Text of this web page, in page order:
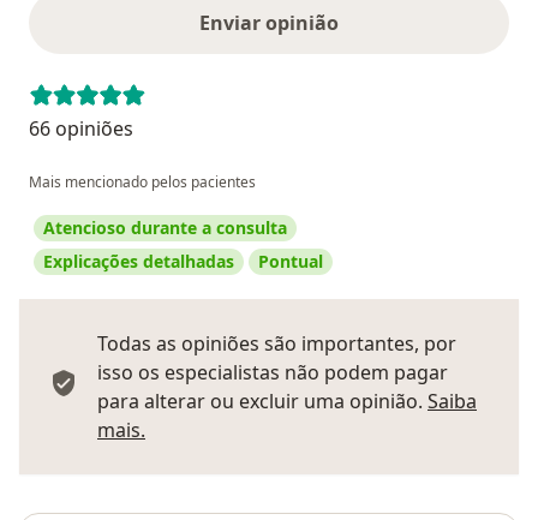
Enviar opinião
66 opiniões
Mais mencionado pelos pacientes
Atencioso durante a consulta
Explicações detalhadas
Pontual
Todas as opiniões são importantes, por
isso os especialistas não podem pagar
para alterar ou excluir uma opinião. Saiba
mais.